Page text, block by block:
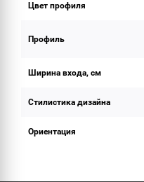
Цвет профиля
Профиль
Ширина входа, см
Стилистика дизайна
Ориентация